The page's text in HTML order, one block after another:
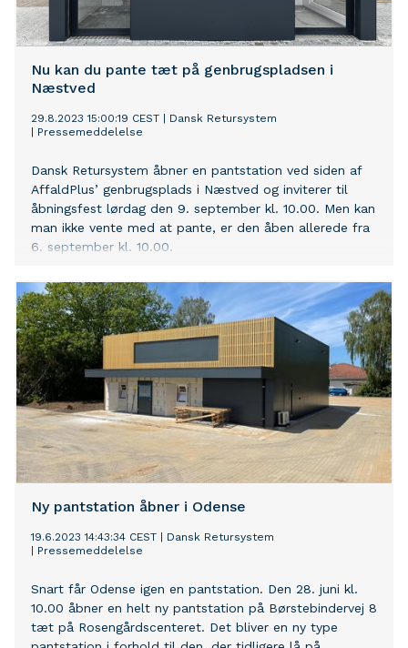
Nu kan du pante tæt på genbrugspladsen i
Næstved
29.8.2023 15:00:19 CEST
Dansk Retursystem
Pressemeddelelse
Dansk Retursystem åbner en pantstation ved siden af
AffaldPlus’ genbrugsplads i Næstved og inviterer til
åbningsfest lørdag den 9. september kl. 10.00. Men kan
man ikke vente med at pante, er den åben allerede fra
6. september kl. 10.00.
Ny pantstation åbner i Odense
19.6.2023 14:43:34 CEST
Dansk Retursystem
Pressemeddelelse
Snart får Odense igen en pantstation. Den 28. juni kl.
10.00 åbner en helt ny pantstation på Børstebindervej 8
tæt på Rosengårdscenteret. Det bliver en ny type